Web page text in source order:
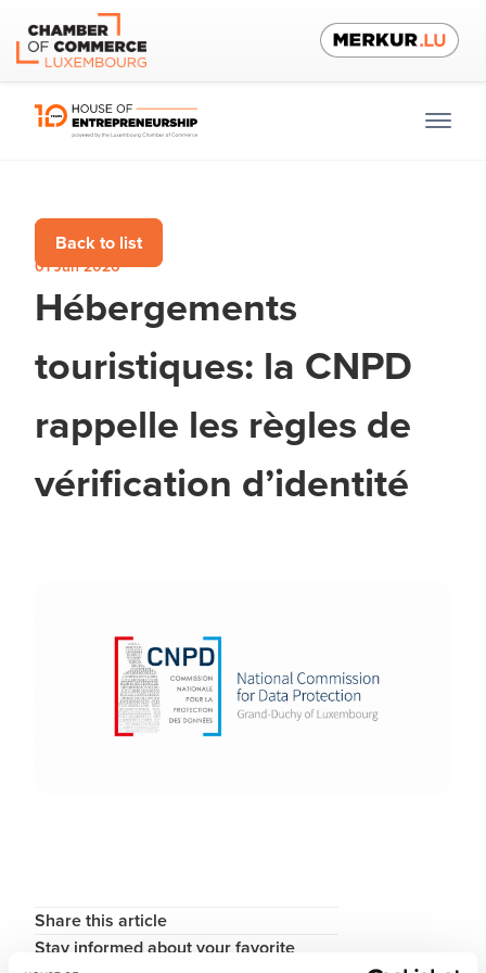
Back to list
01 Jun 2026
Hébergements
touristiques: la CNPD
rappelle les règles de
vérification d’identité
Share this article
Stay informed about your favorite